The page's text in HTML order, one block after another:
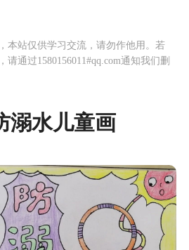
本站仅供学习交流，请勿作他用。若
通过1580156011#qq.com通知我们删
溺水儿童画